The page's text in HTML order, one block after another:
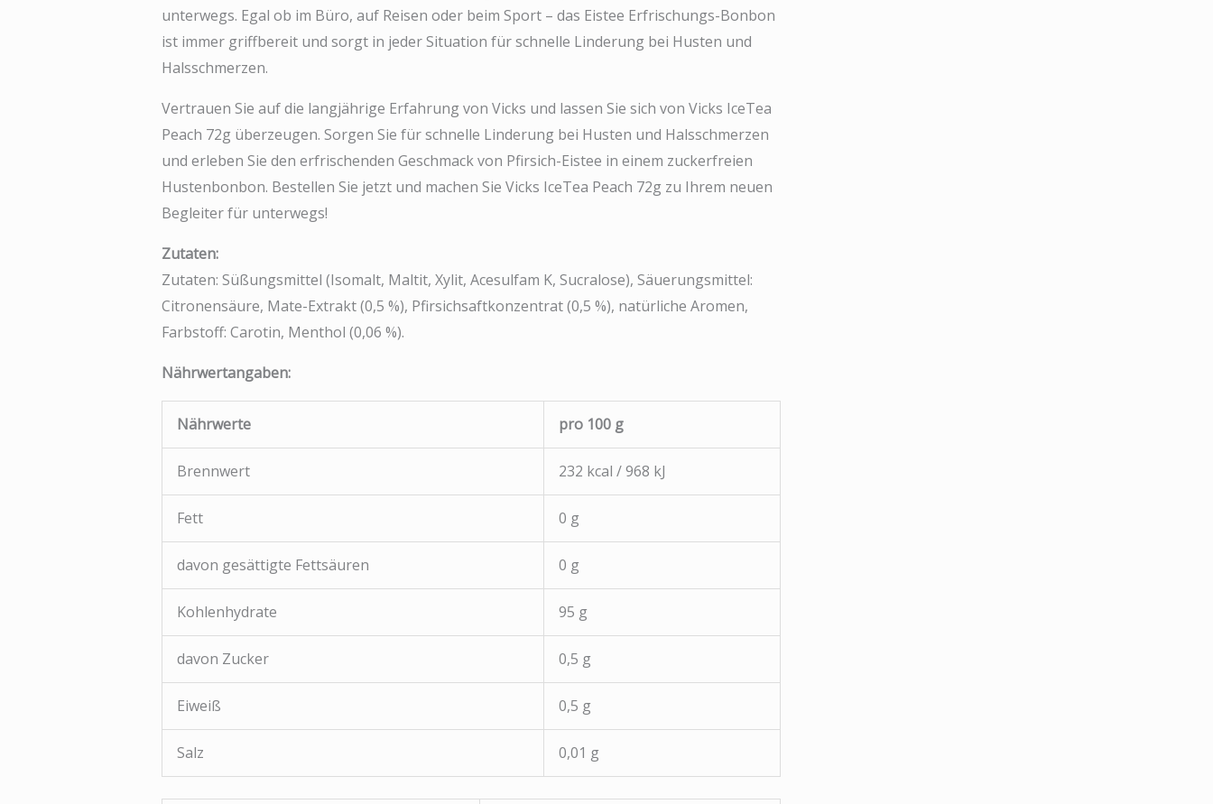
unterwegs. Egal ob im Büro, auf Reisen oder beim Sport – das Eistee Erfrischungs-Bonbon
ist immer griffbereit und sorgt in jeder Situation für schnelle Linderung bei Husten und
Halsschmerzen.
Vertrauen Sie auf die langjährige Erfahrung von Vicks und lassen Sie sich von Vicks IceTea
Peach 72g überzeugen. Sorgen Sie für schnelle Linderung bei Husten und Halsschmerzen
und erleben Sie den erfrischenden Geschmack von Pfirsich-Eistee in einem zuckerfreien
Hustenbonbon. Bestellen Sie jetzt und machen Sie Vicks IceTea Peach 72g zu Ihrem neuen
Begleiter für unterwegs!
Zutaten:
Zutaten: Süßungsmittel (Isomalt, Maltit, Xylit, Acesulfam K, Sucralose), Säuerungsmittel:
Citronensäure, Mate-Extrakt (0,5 %), Pfirsichsaftkonzentrat (0,5 %), natürliche Aromen,
Farbstoff: Carotin, Menthol (0,06 %).
Nährwertangaben:
Nährwerte pro 100 g
Brennwert 232 kcal / 968 kJ
Fett 0 g
davon gesättigte Fettsäuren 0 g
Kohlenhydrate 95 g
davon Zucker 0,5 g
Eiweiß 0,5 g
Salz 0,01 g